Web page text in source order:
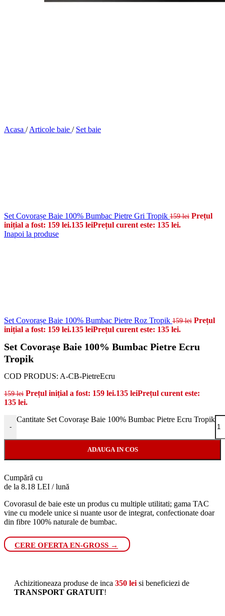
Acasa / Articole baie / Set baie
Set Covorașe Baie 100% Bumbac Pietre Gri Tropik 159lei Prețul
inițial a fost: 159 lei.135 leiPrețul curent este: 135 lei.
Inapoi la produse
Set Covorașe Baie 100% Bumbac Pietre Roz Tropik 159lei Prețul
inițial a fost: 159 lei.135 leiPrețul curent este: 135 lei.
Set Covorașe Baie 100% Bumbac Pietre Ecru
Tropik
COD PRODUS: A-CB-PietreEcru
159lei Prețul inițial a fost: 159 lei.135 leiPrețul curent este:
135 lei.
-
Cantitate Set Covorașe Baie 100% Bumbac Pietre Ecru Tropik
ADAUGA IN COS
Cumpără cu
de la 8.18 LEI / lună
Covorasul de baie este un produs cu multiple utilitati; gama TAC
vine cu modele unice si nuante usor de integrat, confectionate doar
din fibre 100% naturale de bumbac.
CERE OFERTA EN-GROSS →
Achizitioneaza produse de inca 350 lei si beneficiezi de
TRANSPORT GRATUIT!